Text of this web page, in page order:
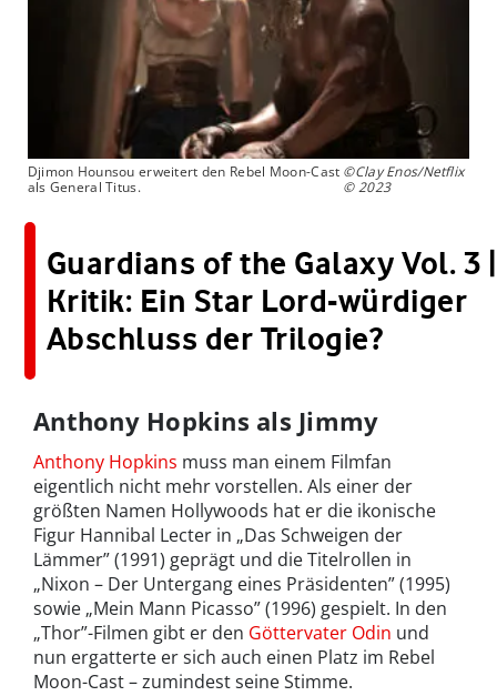
Djimon Hounsou erweitert den Rebel Moon-Cast
als General Titus.
©Clay Enos/Netflix
© 2023
Guardians of the Galaxy Vol. 3 |
Kritik: Ein Star Lord-würdiger
Abschluss der Trilogie?
Anthony Hopkins als Jimmy
Anthony Hopkins muss man einem Filmfan
eigentlich nicht mehr vorstellen. Als einer der
größten Namen Hollywoods hat er die ikonische
Figur Hannibal Lecter in „Das Schweigen der
Lämmer” (1991) geprägt und die Titelrollen in
„Nixon – Der Untergang eines Präsidenten” (1995)
sowie „Mein Mann Picasso” (1996) gespielt. In den
„Thor”-Filmen gibt er den Göttervater Odin und
nun ergatterte er sich auch einen Platz im Rebel
Moon-Cast – zumindest seine Stimme.